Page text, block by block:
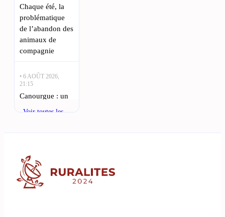
Chaque été, la
problématique
de l’abandon des
animaux de
compagnie
• 6 AOÛT 2026,
21:15
Canourgue : un
ravagé un
hangar agricole
à La Canourgue,
Voir toutes les